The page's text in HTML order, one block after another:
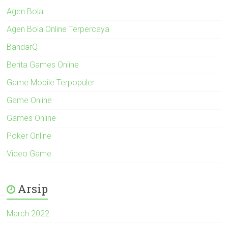
Agen Bola
Agen Bola Online Terpercaya
BandarQ
Berita Games Online
Game Mobile Terpopuler
Game Online
Games Online
Poker Online
Video Game
Arsip
March 2022